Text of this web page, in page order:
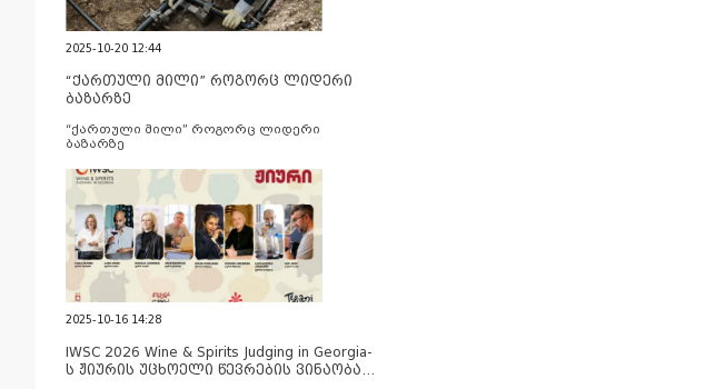
2025-10-20 12:44
“ქართული მილი” როგორც ლიდერი
ბაზარზე
“ქართული მილი” როგორც ლიდერი
ბაზარზე
2025-10-16 14:28
IWSC 2026 Wine & Spirits Judging in Georgia-
ს ჟიურის უცხოელი წევრების ვინაობა